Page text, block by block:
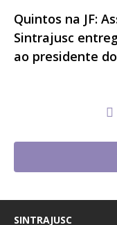
Quintos na JF:
Sintrajusc
ao presidente do
SINTRAJUSC